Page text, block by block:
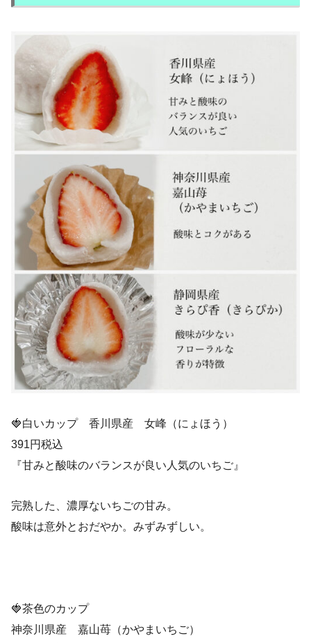
🍓白いカップ 香川県産 女峰（にょほう）
391円税込
『甘みと酸味のバランスが良い人気のいちご』
完熟した、濃厚ないちごの甘み。
酸味は意外とおだやか。みずみずしい。
🍓茶色のカップ
神奈川県産 嘉山苺（かやまいちご）